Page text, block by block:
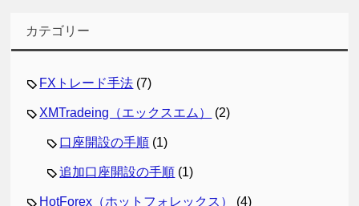
カテゴリー
FXトレード手法 (7)
XMTradeing（エックスエム） (2)
口座開設の手順 (1)
追加口座開設の手順 (1)
HotForex（ホットフォレックス） (4)